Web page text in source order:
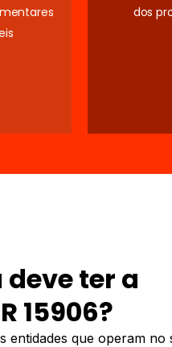
dos
ter a
15906?
entidades que operam no